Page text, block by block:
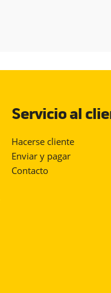
Servicio al
Hacerse cliente
Enviar y pagar
Contacto